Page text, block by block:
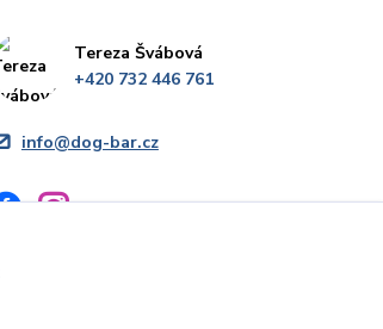
Tereza Švábová
+420 732 446 761
info@dog-bar.cz